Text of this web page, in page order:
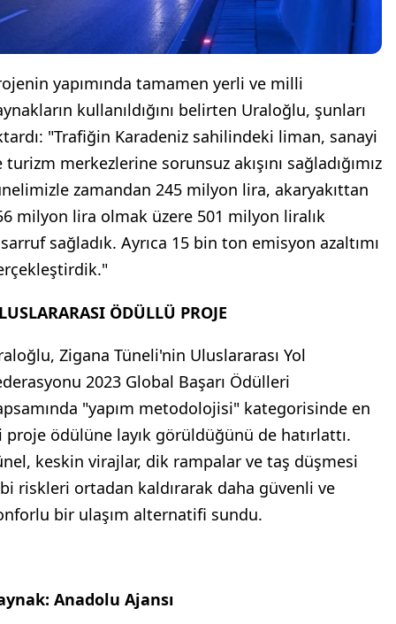
yapımında tamamen yerli ve milli
kullanıldığını belirten Uraloğlu, şunları
"Trafiğin Karadeniz sahilindeki liman, sanayi
turizm merkezlerine sorunsuz akışını sağladığımız
zamandan 245 milyon lira, akaryakıttan
milyon lira olmak üzere 501 milyon liralık
sağladık. Ayrıca 15 bin ton emisyon azaltımı
ÖDÜLLÜ PROJE
Zigana Tüneli'nin Uluslararası Yol
2023 Global Başarı Ödülleri
"yapım metodolojisi" kategorisinde en
proje ödülüne layık görüldüğünü de hatırlattı.
keskin virajlar, dik rampalar ve taş düşmesi
riskleri ortadan kaldırarak daha güvenli ve
bir ulaşım alternatifi sundu.
Anadolu Ajansı